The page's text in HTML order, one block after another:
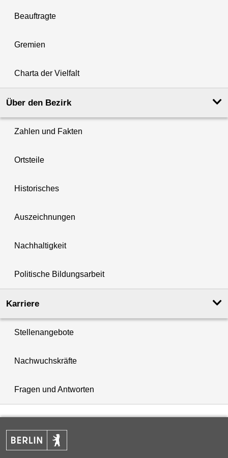
Beauftragte
Gremien
Charta der Vielfalt
Über den Bezirk
Zahlen und Fakten
Ortsteile
Historisches
Auszeichnungen
Nachhaltigkeit
Politische Bildungsarbeit
Karriere
Stellenangebote
Nachwuchskräfte
Fragen und Antworten